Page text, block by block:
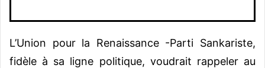
L’Union pour la Renaissance -Parti Sankariste,
fidèle à sa ligne politique, voudrait rappeler au